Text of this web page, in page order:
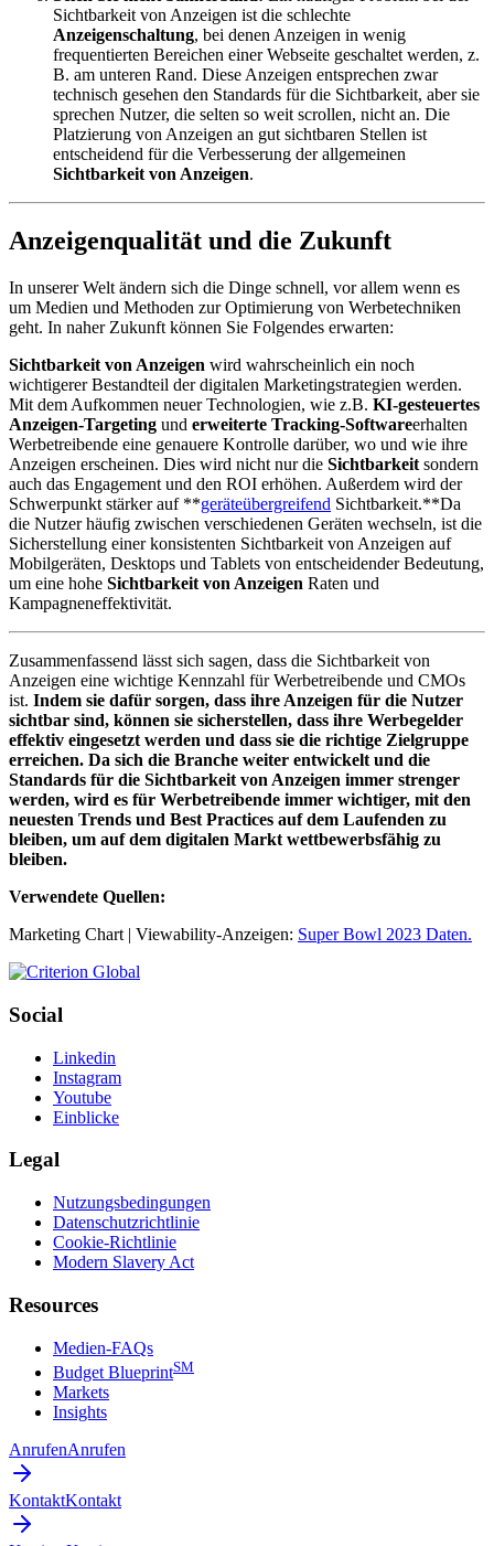
Sichtbarkeit von Anzeigen ist die schlechte
Anzeigenschaltung, bei denen Anzeigen in wenig
frequentierten Bereichen einer Webseite geschaltet werden, z.
B. am unteren Rand. Diese Anzeigen entsprechen zwar
technisch gesehen den Standards für die Sichtbarkeit, aber sie
sprechen Nutzer, die selten so weit scrollen, nicht an. Die
Platzierung von Anzeigen an gut sichtbaren Stellen ist
entscheidend für die Verbesserung der allgemeinen
Sichtbarkeit von Anzeigen.
Anzeigenqualität und die Zukunft
In unserer Welt ändern sich die Dinge schnell, vor allem wenn es
um Medien und Methoden zur Optimierung von Werbetechniken
geht. In naher Zukunft können Sie Folgendes erwarten:
Sichtbarkeit von Anzeigen wird wahrscheinlich ein noch
wichtigerer Bestandteil der digitalen Marketingstrategien werden.
Mit dem Aufkommen neuer Technologien, wie z.B. KI-gesteuertes
Anzeigen-Targeting und erweiterte Tracking-Softwareerhalten
Werbetreibende eine genauere Kontrolle darüber, wo und wie ihre
Anzeigen erscheinen. Dies wird nicht nur die Sichtbarkeit sondern
auch das Engagement und den ROI erhöhen. Außerdem wird der
Schwerpunkt stärker auf **geräteübergreifend Sichtbarkeit.**Da
die Nutzer häufig zwischen verschiedenen Geräten wechseln, ist die
Sicherstellung einer konsistenten Sichtbarkeit von Anzeigen auf
Mobilgeräten, Desktops und Tablets von entscheidender Bedeutung,
um eine hohe Sichtbarkeit von Anzeigen Raten und
Kampagneneffektivität.
Zusammenfassend lässt sich sagen, dass die Sichtbarkeit von
Anzeigen eine wichtige Kennzahl für Werbetreibende und CMOs
ist. Indem sie dafür sorgen, dass ihre Anzeigen für die Nutzer
sichtbar sind, können sie sicherstellen, dass ihre Werbegelder
effektiv eingesetzt werden und dass sie die richtige Zielgruppe
erreichen. Da sich die Branche weiter entwickelt und die
Standards für die Sichtbarkeit von Anzeigen immer strenger
werden, wird es für Werbetreibende immer wichtiger, mit den
neuesten Trends und Best Practices auf dem Laufenden zu
bleiben, um auf dem digitalen Markt wettbewerbsfähig zu
bleiben.
Verwendete Quellen:
Marketing Chart | Viewability-Anzeigen: Super Bowl 2023 Daten.
Social
Linkedin
Instagram
Youtube
Einblicke
Legal
Nutzungsbedingungen
Datenschutzrichtlinie
Cookie-Richtlinie
Modern Slavery Act
Resources
Medien-FAQs
Budget BlueprintSM
Markets
Insights
AnrufenAnrufen
KontaktKontakt